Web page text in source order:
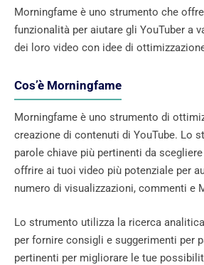
Morningfame è uno strumento che
funzionalità per aiutare gli YouTuber a
dei loro video con idee di
Cos’è Morningfame
Morningfame è uno strumento di
creazione di contenuti di YouTube. Lo
parole chiave più pertinenti da
offrire ai tuoi video più potenziale per
numero di visualizzazioni, commenti e
Lo strumento utilizza la ricerca
per fornire consigli e suggerimenti per
pertinenti per migliorare le tue